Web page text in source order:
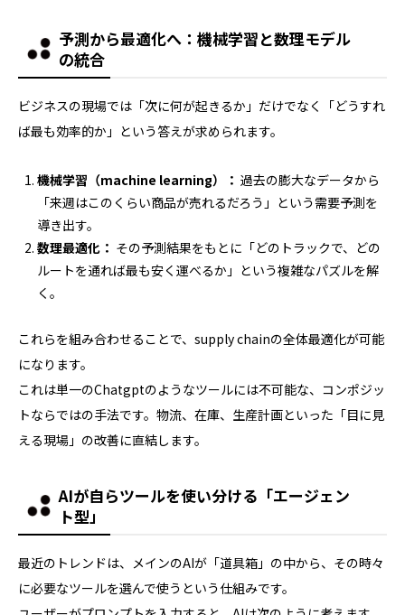
予測から最適化へ：機械学習と数理モデル
の統合
ビジネスの現場では「次に何が起きるか」だけでなく「どうすれ
ば最も効率的か」という答えが求められます。
機械学習（machine learning）： 過去の膨大なデータから
「来週はこのくらい商品が売れるだろう」という需要予測を
導き出す。
数理最適化： その予測結果をもとに「どのトラックで、どの
ルートを通れば最も安く運べるか」という複雑なパズルを解
く。
これらを組み合わせることで、supply chainの全体最適化が可能
になります。
これは単一のChatgptのようなツールには不可能な、コンポジッ
トならではの手法です。物流、在庫、生産計画といった「目に見
える現場」の改善に直結します。
AIが自らツールを使い分ける「エージェン
ト型」
最近のトレンドは、メインのAIが「道具箱」の中から、その時々
に必要なツールを選んで使うという仕組みです。